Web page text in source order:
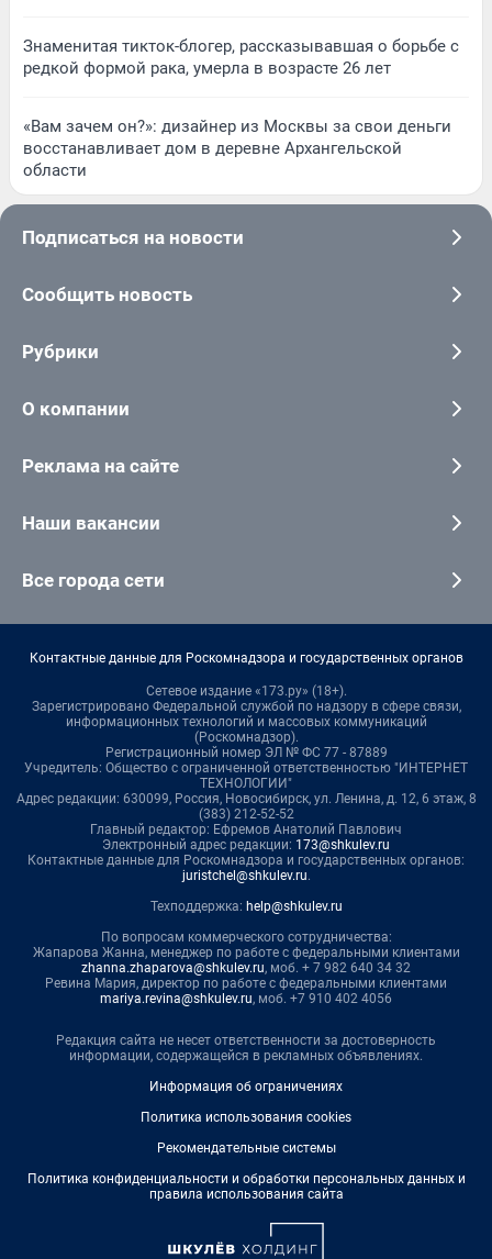
Знаменитая тикток-блогер, рассказывавшая о борьбе с
редкой формой рака, умерла в возрасте 26 лет
«Вам зачем он?»: дизайнер из Москвы за свои деньги
восстанавливает дом в деревне Архангельской
области
Подписаться на новости
Сообщить новость
Рубрики
О компании
Реклама на сайте
Наши вакансии
Все города сети
Контактные данные для Роскомнадзора и государственных органов
Сетевое издание «173.ру» (18+).
Зарегистрировано Федеральной службой по надзору в сфере связи,
информационных технологий и массовых коммуникаций
(Роскомнадзор).
Регистрационный номер ЭЛ № ФС 77 - 87889
Учредитель: Общество с ограниченной ответственностью "ИНТЕРНЕТ
ТЕХНОЛОГИИ"
Адрес редакции: 630099, Россия, Новосибирск, ул. Ленина, д. 12, 6 этаж, 8
(383) 212-52-52
Главный редактор: Ефремов Анатолий Павлович
Электронный адрес редакции: 173@shkulev.ru
Контактные данные для Роскомнадзора и государственных органов:
juristchel@shkulev.ru.
Техподдержка: help@shkulev.ru
По вопросам коммерческого сотрудничества:
Жапарова Жанна, менеджер по работе с федеральными клиентами
zhanna.zhaparova@shkulev.ru, моб. + 7 982 640 34 32
Ревина Мария, директор по работе с федеральными клиентами
mariya.revina@shkulev.ru, моб. +7 910 402 4056
Редакция сайта не несет ответственности за достоверность
информации, содержащейся в рекламных объявлениях.
Информация об ограничениях
Политика использования cookies
Рекомендательные системы
Политика конфиденциальности и обработки персональных данных и
правила использования сайта